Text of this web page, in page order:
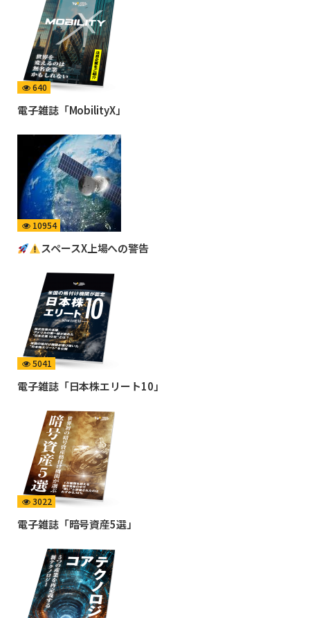
640
電子雑誌「MobilityX」
10954
スペースX上場への警告
5041
電子雑誌「日本株エリート10」
3022
電子雑誌「暗号資産5選」